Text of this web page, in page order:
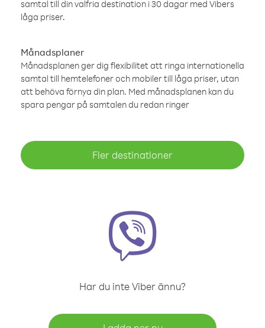
samtal till din valfria destination i 30 dagar med Vibers
låga priser.
Månadsplaner
Månadsplanen ger dig flexibilitet att ringa internationella
samtal till hemtelefoner och mobiler till låga priser, utan
att behöva förnya din plan. Med månadsplanen kan du
spara pengar på samtalen du redan ringer
Fler destinationer
Har du inte Viber ännu?